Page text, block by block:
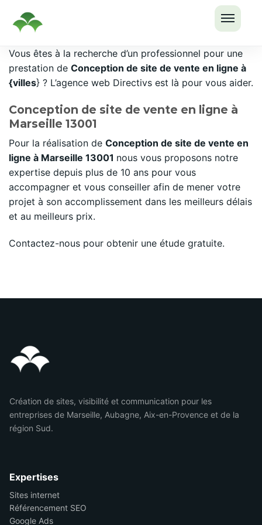
LE
MENU
Passer
au
contenu
Vous êtes à la recherche d’un professionnel pour une
prestation de Conception de site de vente en ligne à
{villes} ? L’agence web Directivs est là pour vous aider.
Conception de site de vente en ligne à
Marseille 13001
Pour la réalisation de Conception de site de vente en
ligne à Marseille 13001 nous vous proposons notre
expertise depuis plus de 10 ans pour vous
accompagner et vous conseiller afin de mener votre
projet à son accomplissement dans les meilleurs délais
et au meilleurs prix.
Contactez-nous pour obtenir une étude gratuite.
Création de sites, visibilité et communication pour les
entreprises de Marseille, Aubagne, Aix-en-Provence et de la
région Sud.
Expertises
Sites internet
Référencement SEO
Google Ads